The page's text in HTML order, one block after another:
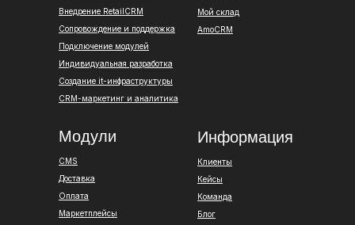
Мой склад
AmoCRM
CMS
Доставка
Оплата
Внедрение RetailCRM
Сопровождение и поддержка
Подключение модулей
Индивидуальная разработка
Создание it-инфраструктуры
CRM-маркетинг и аналитика
Маркетплейсы
Модули
Клиенты
Кейсы
Команда
Блог
Информация